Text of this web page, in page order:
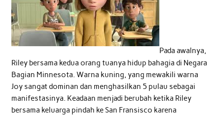
Pada awalnya,
Riley bersama kedua orang tuanya hidup bahagia di Negara
Bagian Minnesota. Warna kuning, yang mewakili warna
Joy sangat dominan dan menghasilkan 5 pulau sebagai
manifestasinya. Keadaan menjadi berubah ketika Riley
bersama keluarga pindah ke San Fransisco karena